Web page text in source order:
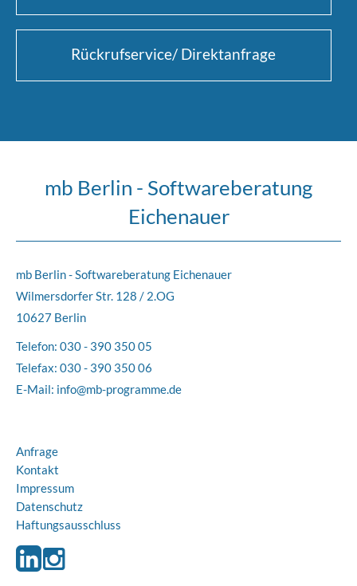
Rückrufservice/ Direktanfrage
mb Berlin - Softwareberatung
Eichenauer
mb Berlin - Softwareberatung Eichenauer
Wilmersdorfer Str. 128 / 2.OG
10627 Berlin
Telefon: 030 - 390 350 05
Telefax: 030 - 390 350 06
E-Mail: info@mb-programme.de
Anfrage
Kontakt
Impressum
Datenschutz
Haftungsausschluss